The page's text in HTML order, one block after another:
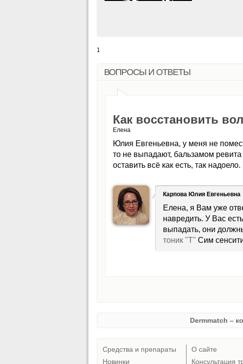
1
ВОПРОСЫ И ОТВЕТЫ
Как восстановить
Елена
Юлия Евгеньевна, у меня не
то не выпадают, бальзамом
оставить всё как есть, так
Карпова Юлия Евгеньевна
Елена, я Вам уже
навредить. У Вас
выпадать, они
тоник "Т" Сим
Dermmatch –
Средства и препараты
Новинки
О сайте
Консультация